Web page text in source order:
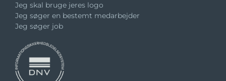
Jeg skal bruge jeres logo
Jeg søger en bestemt medarbejder
Jeg søger job